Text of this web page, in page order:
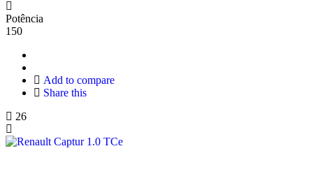
Potência
150
Add to compare
Share this
26